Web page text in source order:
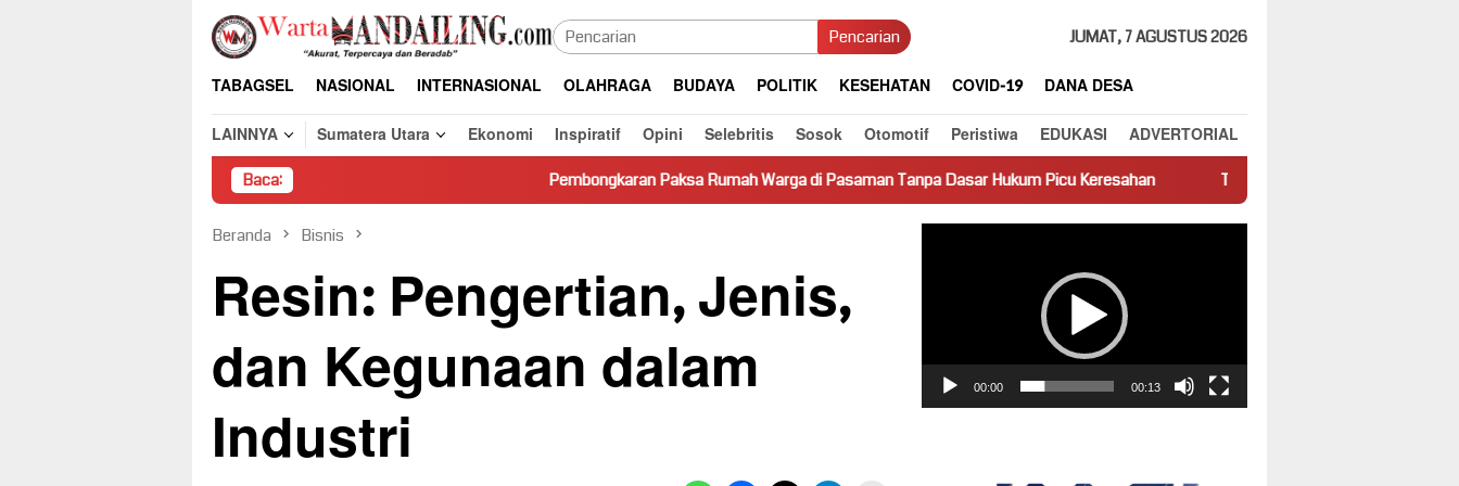
Loncat
konten
Pencarian JUMAT, 7 AGUSTUS 2026
TABAGSEL NASIONAL INTERNASIONAL OLAHRAGA BUDAYA POLITIK KESEHATAN COVID-19
DANA DESA
LAINNYA
Sumatera Utara Ekonomi Inspiratif Opini Selebritis Sosok Otomotif Peristiwa EDUKASI ADVERTORIAL
Baca: Pembongkaran Paksa Rumah Warga di Pasaman Tanpa Dasar Hukum Picu Keresahan Truk Miring Hambat Arus Lalu Lintas di Jalan
Beranda Bisnis
Resin: Pengertian, Jenis,
dan Kegunaan dalam
Industri
00:00 00:13